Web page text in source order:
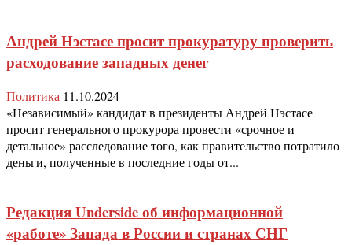
Андрей Нэстасе просит прокуратуру проверить
расходование западных денег
Политика 11.10.2024
«Независимый» кандидат в президенты Андрей Нэстасе
просит генерального прокурора провести «срочное и
детальное» расследование того, как правительство потратило
деньги, полученные в последние годы от...
Редакция Underside об информационной
«работе» Запада в России и странах СНГ